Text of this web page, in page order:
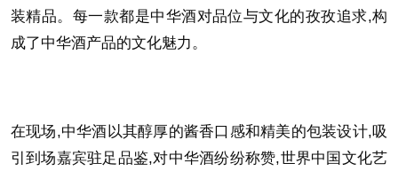
装精品。每一款都是中华酒对品位与文化的孜孜追求,构
成了中华酒产品的文化魅力。
在现场,中华酒以其醇厚的酱香口感和精美的包装设计,吸
引到场嘉宾驻足品鉴,对中华酒纷纷称赞,世界中国文化艺